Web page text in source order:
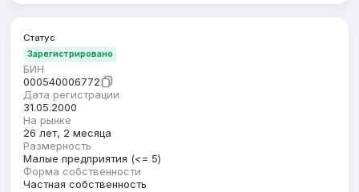
Статус
Зарегистрировано
БИН
000540006772
Дата регистрации
31.05.2000
На рынке
26 лет, 2 месяца
Размерность
Малые предприятия (<= 5)
Форма собственности
Частная собственность